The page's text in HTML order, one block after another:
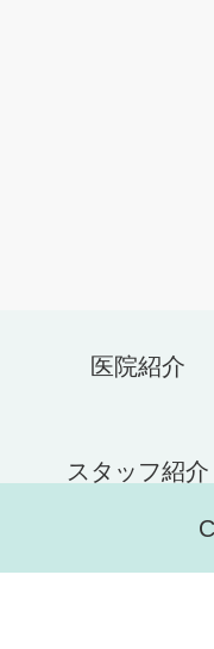
医院紹介
スタッフ紹介